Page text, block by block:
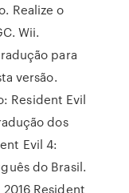
Realize o
Wii.
para
versão.
Resident Evil
dos
Evil 4:
do Brasil.
Resident